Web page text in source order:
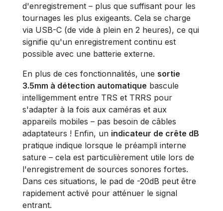
d'enregistrement – plus que suffisant pour les
tournages les plus exigeants. Cela se charge
via USB-C (de vide à plein en 2 heures), ce qui
signifie qu'un enregistrement continu est
possible avec une batterie externe.
En plus de ces fonctionnalités, une sortie
3.5mm à détection automatique bascule
intelligemment entre TRS et TRRS pour
s'adapter à la fois aux caméras et aux
appareils mobiles – pas besoin de câbles
adaptateurs ! Enfin, un indicateur de crête dB
pratique indique lorsque le préampli interne
sature – cela est particulièrement utile lors de
l'enregistrement de sources sonores fortes.
Dans ces situations, le pad de -20dB peut être
rapidement activé pour atténuer le signal
entrant.